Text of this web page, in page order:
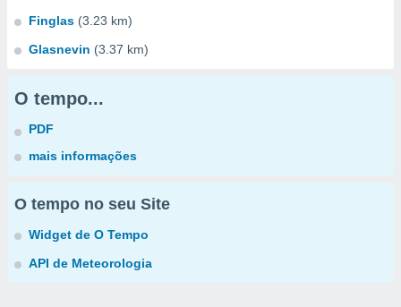
Finglas (3.23 km)
Glasnevin (3.37 km)
O tempo...
PDF
mais informações
O tempo no seu Site
Widget de O Tempo
API de Meteorologia